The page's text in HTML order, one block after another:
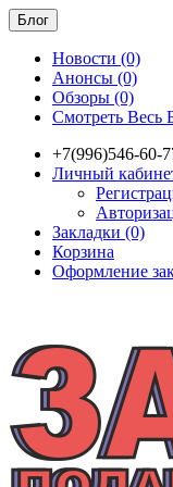
Блог
Новости (0)
Анонсы (0)
Обзоры (0)
Смотреть Весь
+7(996)546-60-
Личный
Закладки (0)
Корзина
Оформление